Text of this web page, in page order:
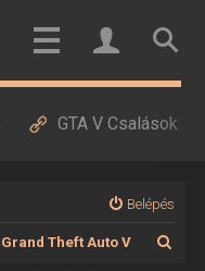
GTA V Csalások
Belépés
Grand Theft Auto V